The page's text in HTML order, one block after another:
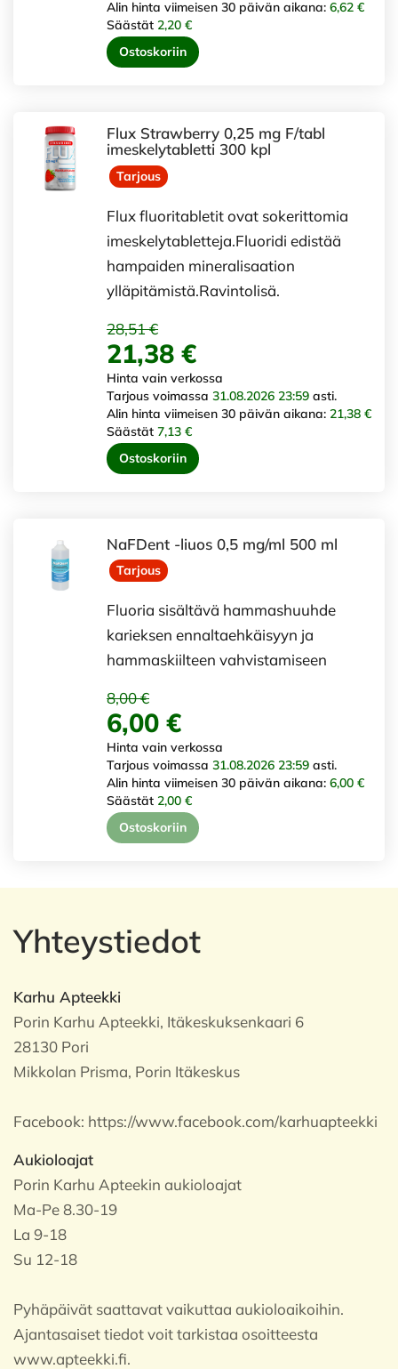
Alin hinta viimeisen 30 päivän aikana: 6,62 €
Säästät 2,20 €
Ostoskoriin
Flux Strawberry 0,25 mg F/tabl
imeskelytabletti 300 kpl
Tarjous
Flux fluoritabletit ovat sokerittomia
imeskelytabletteja.Fluoridi edistää
hampaiden mineralisaation
ylläpitämistä.Ravintolisä.
28,51 €
21,38 €
Hinta vain verkossa
Tarjous voimassa 31.08.2026 23:59 asti.
Alin hinta viimeisen 30 päivän aikana: 21,38 €
Säästät 7,13 €
Ostoskoriin
NaFDent -liuos 0,5 mg/ml 500 ml
Tarjous
Fluoria sisältävä hammashuuhde
karieksen ennaltaehkäisyyn ja
hammaskiilteen vahvistamiseen
8,00 €
6,00 €
Hinta vain verkossa
Tarjous voimassa 31.08.2026 23:59 asti.
Alin hinta viimeisen 30 päivän aikana: 6,00 €
Säästät 2,00 €
Ostoskoriin
Yhteystiedot
Karhu Apteekki
Porin Karhu Apteekki, Itäkeskuksenkaari 6
28130 Pori
Mikkolan Prisma, Porin Itäkeskus
Facebook: https://www.facebook.com/karhuapteekki
Aukioloajat
Porin Karhu Apteekin aukioloajat
Ma-Pe 8.30-19
La 9-18
Su 12-18
Pyhäpäivät saattavat vaikuttaa aukioloaikoihin.
Ajantasaiset tiedot voit tarkistaa osoitteesta
www.apteekki.fi.